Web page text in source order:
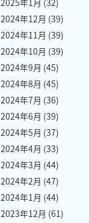
2025年1月 (32)
2024年12月 (39)
2024年11月 (39)
2024年10月 (39)
2024年9月 (45)
2024年8月 (45)
2024年7月 (36)
2024年6月 (39)
2024年5月 (37)
2024年4月 (33)
2024年3月 (44)
2024年2月 (47)
2024年1月 (44)
2023年12月 (61)